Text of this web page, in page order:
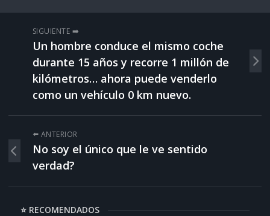
SIGUIENTE ➡️
Un hombre conduce el mismo coche
durante 15 años y recorre 1 millón de
kilómetros… ahora puede venderlo
como un vehículo 0 km nuevo.
⬅️ ANTERIOR
No soy el único que le ve sentido
verdad?
⭐ RECOMENDADOS